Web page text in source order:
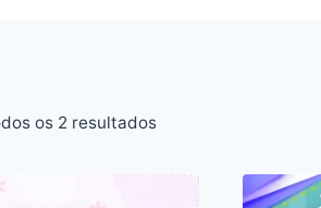
os 2 resultadosClassificado